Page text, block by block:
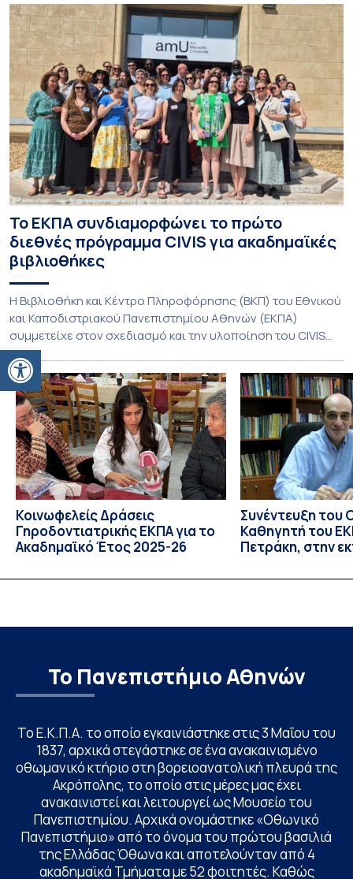
Ανοίξτε τη γραμμή εργαλείων
Το ΕΚΠΑ συνδιαμορφώνει το πρώτο
διεθνές πρόγραμμα CIVIS για ακαδημαϊκές
βιβλιοθήκες
Η Βιβλιοθήκη και Κέντρο Πληροφόρησης (ΒΚΠ) του Εθνικού
και Καποδιστριακού Πανεπιστημίου Αθηνών (ΕΚΠΑ)
συμμετείχε στον σχεδιασμό και την υλοποίηση του CIVIS
Blended Intensive Programme (BIP) με τίτλο «Transformative
Libraries and Participatory Culture” (IMOTION), το οποίο
πραγματοποιήθηκε με διαδικτυακές και δια ζώσης
εκπαιδευτικές δράσεις από τις 3 Ιουνίου έως τις 10 Ιουλίου
2026. Το πρόγραμμα αποτελεί […]
Κοινωφελείς Δράσεις
Γηροδοντιατρικής ΕΚΠΑ για το
Ακαδημαϊκό Έτος 2025-26
Συνέντευξη του
Καθηγητή του
Πετράκη, στην
Το Πανεπιστήμιο Αθηνών
Το Ε.Κ.Π.Α. το οποίο εγκαινιάστηκε στις 3 Μαΐου του
1837, αρχικά στεγάστηκε σε ένα ανακαινισμένο
οθωμανικό κτήριο στη βορειοανατολική πλευρά της
Ακρόπολης, το οποίο στις μέρες μας έχει
ανακαινιστεί και λειτουργεί ως Μουσείο του
Πανεπιστημίου. Αρχικά ονομάστηκε «Οθωνικό
Πανεπιστήμιο» από το όνομα του πρώτου βασιλιά
της Ελλάδας Όθωνα και αποτελούνταν από 4
ακαδημαϊκά Τμήματα με 52 φοιτητές. Καθώς